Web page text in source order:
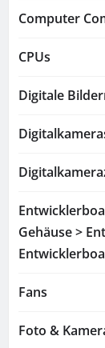
Computer
CPUs
Digitale
Gehäuse >
Fans
Foto &